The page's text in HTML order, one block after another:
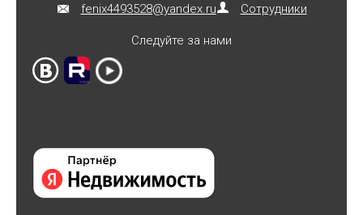
fenix4493528@yandex.ru Сотрудники
Следуйте за нами